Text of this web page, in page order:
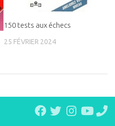
150 tests aux échecs
25 FÉVRIER 2024